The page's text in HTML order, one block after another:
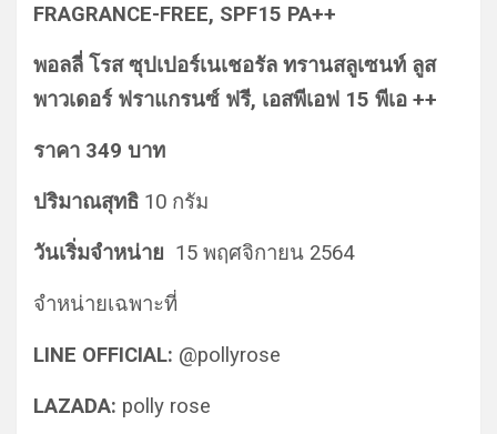
FRAGRANCE-FREE, SPF15 PA++
พอลลี่ โรส ซุปเปอร์เนเชอรัล ทรานสลูเซนท์ ลูส
พาวเดอร์ ฟราแกรนซ์ ฟรี, เอสพีเอฟ 15 พีเอ ++
ราคา 349 บาท
ปริมาณสุทธิ 10 กรัม
วันเริ่มจำหน่าย 15 พฤศจิกายน 2564
จำหน่ายเฉพาะที่
LINE OFFICIAL: @pollyrose
LAZADA: polly rose